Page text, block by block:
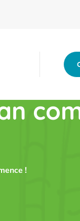
!